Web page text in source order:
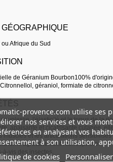
Afrique du Sud
de Géranium Bourbon100%
géraniol, formiate de
l'élasticité et le tonus de la
apaisante et cicatrisante cutanée,
muscles et les articulations
agréablement l'atmosphère.
vis des insectes.
provence.com utilise ses
nos services et vous
en analysant vos
à son utilisation,
de cookies